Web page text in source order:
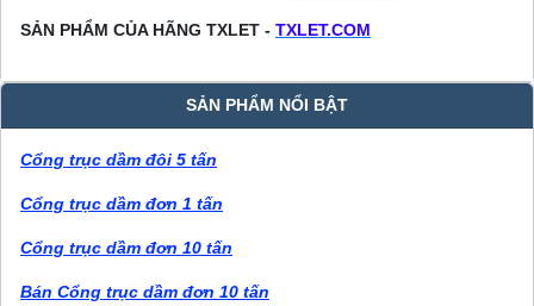
SẢN PHẨM CỦA HÃNG TXLET - TXLET.COM
SẢN PHẨM NỔI BẬT
Cổng trục dầm đôi 5 tấn
Cổng trục dầm đơn 1 tấn
Cổng trục dầm đơn 10 tấn
Bán Cổng trục dầm đơn 10 tấn